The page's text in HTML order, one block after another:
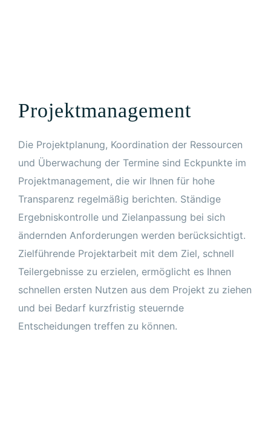
Projektmanagement
Die Projektplanung, Koordination der Ressourcen
und Überwachung der Termine sind Eckpunkte im
Projektmanagement, die wir Ihnen für hohe
Transparenz regelmäßig berichten. Ständige
Ergebniskontrolle und Zielanpassung bei sich
ändernden Anforderungen werden berücksichtigt.
Zielführende Projektarbeit mit dem Ziel, schnell
Teilergebnisse zu erzielen, ermöglicht es Ihnen
schnellen ersten Nutzen aus dem Projekt zu ziehen
und bei Bedarf kurzfristig steuernde
Entscheidungen treffen zu können.